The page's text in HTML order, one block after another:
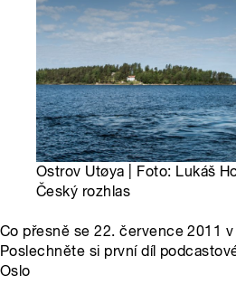
Ostrov Utøya | Foto: Lukáš
Český rozhlas
Co přesně se 22. července 2011
Poslechněte si první díl
Oslo